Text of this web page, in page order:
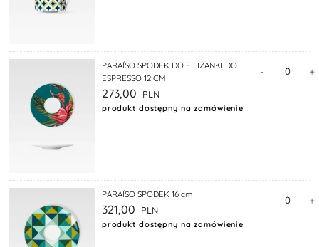
PARAÍSO SPODEK DO FILIŻANKI DO
ESPRESSO 12 CM
273,00
produkt dostępny na zamówienie
- +
PARAÍSO SPODEK 16 cm
321,00
produkt dostępny na zamówienie
- +